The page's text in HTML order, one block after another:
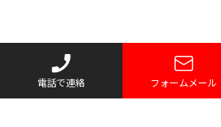
電話で連絡 フォームメール